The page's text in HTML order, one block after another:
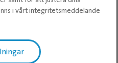
08:00-20:00
i vårt integritetsmeddelande